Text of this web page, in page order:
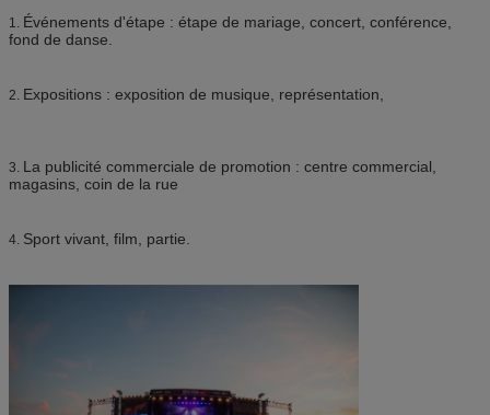
1. Événements d'étape : étape de mariage, concert, conférence,
fond de danse.
2. Expositions : exposition de musique, représentation,
3. La publicité commerciale de promotion : centre commercial,
magasins, coin de la rue
4. Sport vivant, film, partie.